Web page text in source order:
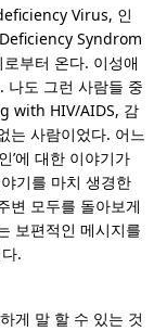
Virus, 인
Syndrom
부터 온다. 이성애
나도 그런 사람들 중
with HIV/AIDS, 감
는 사람이었다. 어느
’에 대한 이야기가
기를 마치 생경한
변 모두를 돌아보게
보편적인 메시지를
.
게 말 할 수 있는 것